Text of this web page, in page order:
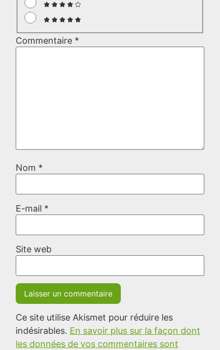
Commentaire *
Nom *
E-mail *
Site web
Ce site utilise Akismet pour réduire les
indésirables. En savoir plus sur la façon dont
les données de vos commentaires sont